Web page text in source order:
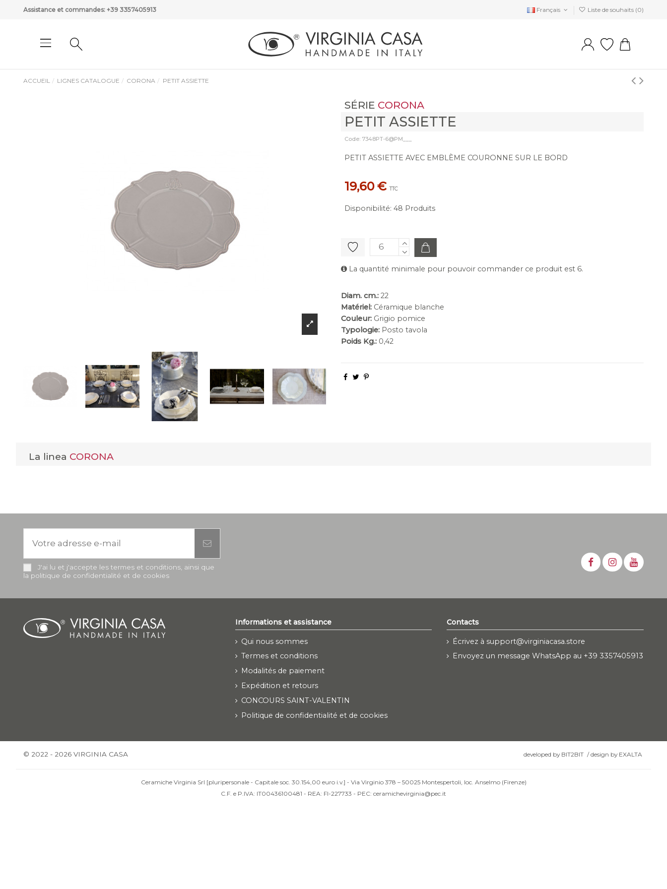
Assistance et commandes: +39 3357405913 Français Liste de souhaits (0)
ACCUEIL LIGNES CATALOGUE CORONA PETIT ASSIETTE
SÉRIE CORONA
PETIT ASSIETTE
Code: 7348PT-6@PM___
PETIT ASSIETTE AVEC EMBLÈME COURONNE SUR LE BORD
19,60 €TTC
Disponibilité: 48 Produits
La quantité minimale pour pouvoir commander ce produit est 6.
Diam. cm.: 22
Matériel: Céramique blanche
Couleur: Grigio pomice
Typologie: Posto tavola
Poids Kg.: 0,42
La linea CORONA
J'ai lu et j'accepte les termes et conditions, ainsi que
la politique de confidentialité et de cookies
Informations et assistance
Qui nous sommes
Termes et conditions
Modalités de paiement
Expédition et retours
CONCOURS SAINT-VALENTIN
Politique de confidentialité et de cookies
Contacts
Écrivez à support@virginiacasa.store
Envoyez un message WhatsApp au +39 3357405913
© 2022 - 2026 VIRGINIA CASA developed by BIT2BIT /design by EXALTA
Ceramiche Virginia Srl [pluripersonale - Capitale soc. 30.154,00 euro i.v.] - Via Virginio 378 – 50025 Montespertoli, loc. Anselmo (Firenze)
C.F. e P.IVA: IT00436100481 - REA: FI-227733 - PEC: ceramichevirginia@pec.it